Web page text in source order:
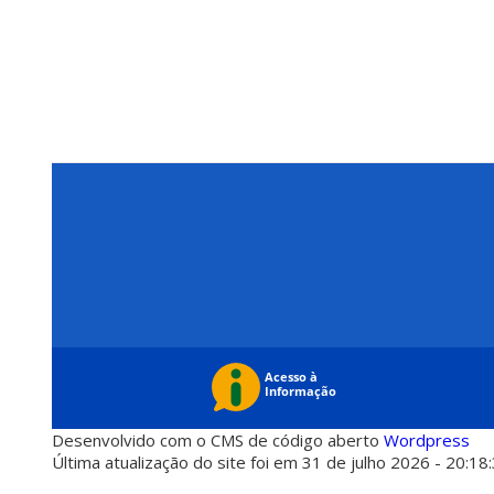
Desenvolvido com o CMS de código aberto Wordpress
Última atualização do site foi em 31 de julho 2026 -